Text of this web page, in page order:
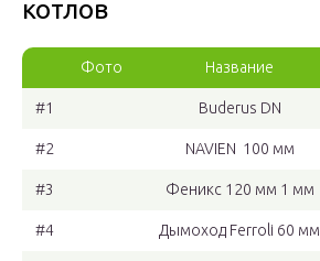
котлов
Фото Название
#1 Buderus DN
#2 NAVIEN 100 мм
#3 Феникс 120 мм 1 мм
#4 Дымоход Ferroli 60 мм